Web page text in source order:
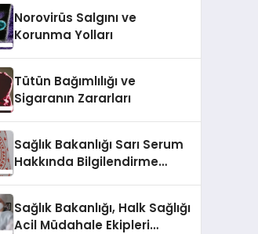
Norovirüs Salgını ve
Korunma Yolları
Tütün Bağımlılığı ve
Sigaranın Zararları
Sağlık Bakanlığı Sarı Serum
Hakkında Bilgilendirme
Sağlık Bakanlığı, Halk Sağlığı
Acil Müdahale Ekipleri